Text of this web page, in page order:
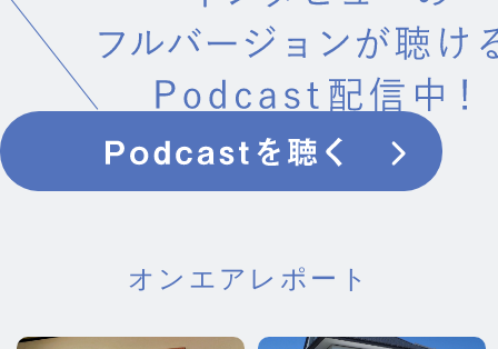
オンエアレポート